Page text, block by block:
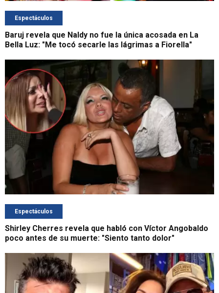
Espectáculos
Baruj revela que Naldy no fue la única acosada en La
Bella Luz: "Me tocó secarle las lágrimas a Fiorella"
Espectáculos
Shirley Cherres revela que habló con Víctor Angobaldo
poco antes de su muerte: "Siento tanto dolor"